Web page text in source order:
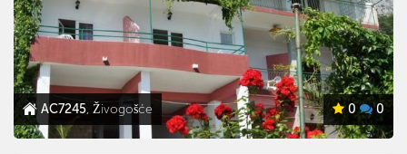
AC7245, Živogošće 0 0